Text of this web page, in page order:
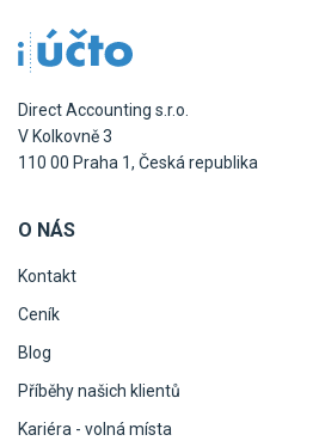
Direct Accounting s.r.o.
V Kolkovně 3
110 00 Praha 1, Česká republika
O NÁS
Kontakt
Ceník
Blog
Příběhy našich klientů
Kariéra - volná místa